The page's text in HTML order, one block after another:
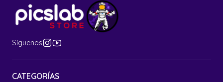
Síguenos
CATEGORÍAS